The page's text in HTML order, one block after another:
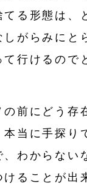
る形態は、
しがらみにと
行けるので
の前にどう存
本当に手探り
、わからない
けることが出